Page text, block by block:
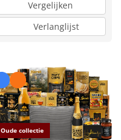
Vergelijken
Verlanglijst
Oude collectie